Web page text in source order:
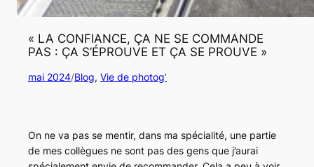
« LA CONFIANCE, ÇA NE SE COMMANDE
PAS : ÇA S’ÉPROUVE ET ÇA SE PROUVE »
mai 2024/Blog, Vie de photog’
On ne va pas se mentir, dans ma spécialité, une partie
de mes collègues ne sont pas des gens que j’aurai